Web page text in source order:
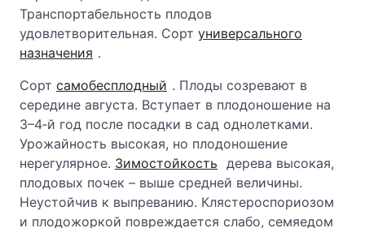
Транспортабельность плодов
удовлетворительная. Сорт универсального
назначения .
Сорт самобесплодный . Плоды созревают в
середине августа. Вступает в плодоношение на
3–4‑й год после посадки в сад однолетками.
Урожайность высокая, но плодоношение
нерегулярное. Зимостойкость дерева высокая,
плодовых почек – выше средней величины.
Неустойчив к выпреванию. Клястероспориозом
и плодожоркой повреждается слабо, семяедом